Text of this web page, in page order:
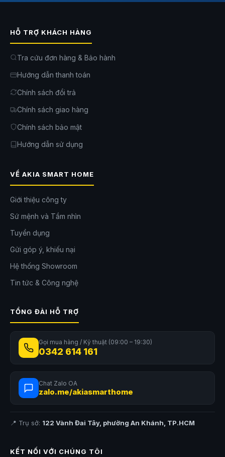
HỖ TRỢ KHÁCH HÀNG
Tra cứu đơn hàng & Bảo hành
Hướng dẫn thanh toán
Chính sách đổi trả
Chính sách giao hàng
Chính sách bảo mật
Hướng dẫn sử dụng
VỀ AKIA SMART HOME
Giới thiệu công ty
Sứ mệnh và Tầm nhìn
Tuyển dụng
Gửi góp ý, khiếu nại
Hệ thống Showroom
Tin tức & Công nghệ
TỔNG ĐÀI HỖ TRỢ
Gọi mua hàng / Kỹ thuật (09:00 – 19:30)
0342 614 161
Chat Zalo OA
zalo.me/akiasmarthome
📍 Trụ sở: 122 Vành Đai Tây, phường An Khánh, TP.HCM
KẾT NỐI VỚI CHÚNG TÔI